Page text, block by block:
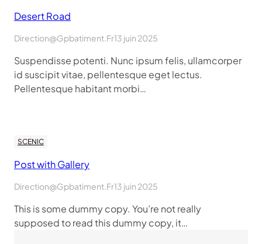
Desert Road
Direction@gpbatiment.fr13 juin 2025
Suspendisse potenti. Nunc ipsum felis, ullamcorper
id suscipit vitae, pellentesque eget lectus.
Pellentesque habitant morbi…
SCENIC
Post with Gallery
Direction@gpbatiment.fr13 juin 2025
This is some dummy copy. You’re not really
supposed to read this dummy copy, it…